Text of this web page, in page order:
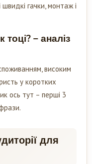
швидкі гачки, монтаж і
– аналіз
високим
у коротких
ось тут – перші 3
для